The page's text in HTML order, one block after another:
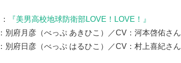
『美男高校地球防衛部LOVE！LOVE！
』
別府月彦（べっぷ あきひこ）／CV：河本啓佑さん
別府日彦（べっぷ はるひこ）／CV：村上喜紀さん